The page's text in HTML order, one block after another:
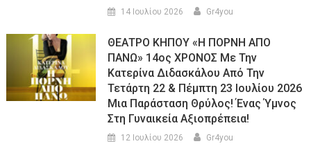
14 Ιουλίου 2026 Gr4you
ΘΕΑΤΡΟ ΚΗΠΟΥ «Η ΠΟΡΝΗ ΑΠΟ
ΠΑΝΩ» 14ος ΧΡΟΝΟΣ Με Την
Κατερίνα Διδασκάλου Από Την
Τετάρτη 22 & Πέμπτη 23 Ιουλίου 2026
Μια Παράσταση Θρύλος! Ένας Ύμνος
Στη Γυναικεία Αξιοπρέπεια!
12 Ιουλίου 2026 Gr4you